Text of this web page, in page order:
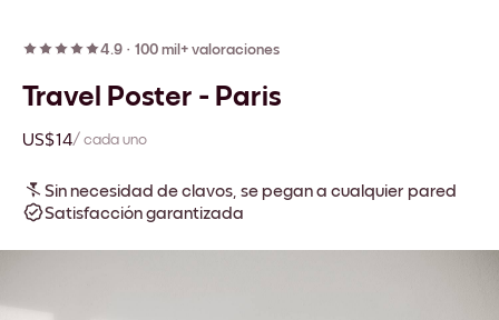
4.9 · 100 mil+ valoraciones
Travel Poster - Paris
US$14/ cada uno
Sin necesidad de clavos, se pegan a cualquier pared
Satisfacción garantizada